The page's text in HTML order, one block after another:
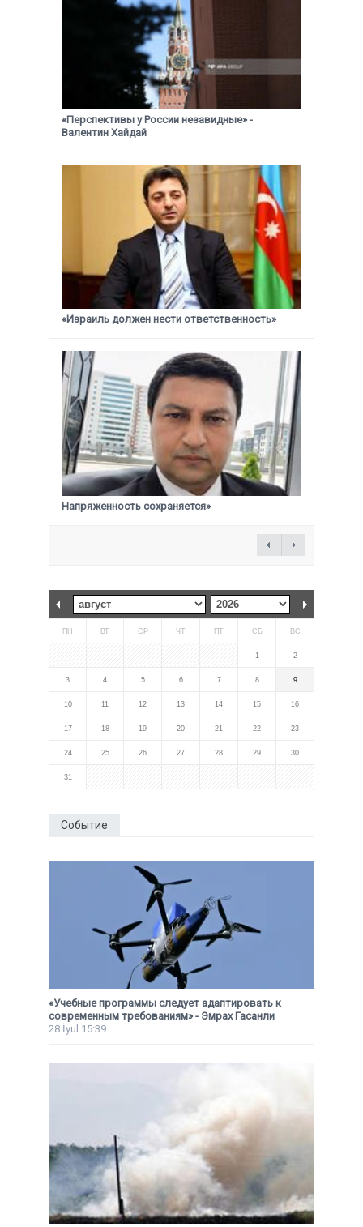
«Перспективы у России незавидные» -
Валентин Хайдай
«Израиль должен нести ответственность»
Напряженность сохраняется»
ПН ВТ СР ЧТ ПТ СБ ВС
1 2
3 4 5 6 7 8 9
10 11 12 13 14 15 16
17 18 19 20 21 22 23
24 25 26 27 28 29 30
31
Событие
«Учебные программы следует адаптировать к
современным требованиям» - Эмрах Гасанли
28 İyul 15:39